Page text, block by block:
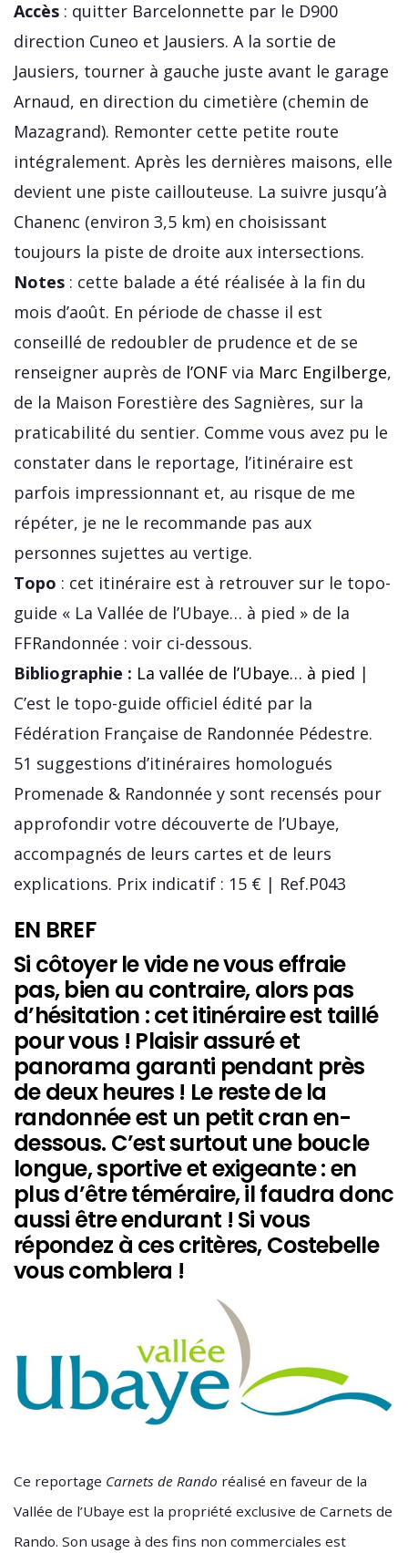
Accès : quitter Barcelonnette par le D900
direction Cuneo et Jausiers. A la sortie de
Jausiers, tourner à gauche juste avant le garage
Arnaud, en direction du cimetière (chemin de
Mazagrand). Remonter cette petite route
intégralement. Après les dernières maisons, elle
devient une piste caillouteuse. La suivre jusqu’à
Chanenc (environ 3,5 km) en choisissant
toujours la piste de droite aux intersections.
Notes : cette balade a été réalisée à la fin du
mois d’août. En période de chasse il est
conseillé de redoubler de prudence et de se
renseigner auprès de l’ONF via Marc Engilberge,
de la Maison Forestière des Sagnières, sur la
praticabilité du sentier. Comme vous avez pu le
constater dans le reportage, l’itinéraire est
parfois impressionnant et, au risque de me
répéter, je ne le recommande pas aux
personnes sujettes au vertige.
Topo : cet itinéraire est à retrouver sur le topo-
guide « La Vallée de l’Ubaye… à pied » de la
FFRandonnée : voir ci-dessous.
Bibliographie : La vallée de l’Ubaye… à pied |
C’est le topo-guide officiel édité par la
Fédération Française de Randonnée Pédestre.
51 suggestions d’itinéraires homologués
Promenade & Randonnée y sont recensés pour
approfondir votre découverte de l’Ubaye,
accompagnés de leurs cartes et de leurs
explications. Prix indicatif : 15 € | Ref.P043
EN BREF
Si côtoyer le vide ne vous effraie
pas, bien au contraire, alors pas
d’hésitation : cet itinéraire est taillé
pour vous ! Plaisir assuré et
panorama garanti pendant près
de deux heures ! Le reste de la
randonnée est un petit cran en-
dessous. C’est surtout une boucle
longue, sportive et exigeante : en
plus d’être téméraire, il faudra donc
aussi être endurant ! Si vous
répondez à ces critères, Costebelle
vous comblera !
Ce reportage Carnets de Rando réalisé en faveur de la
Vallée de l’Ubaye est la propriété exclusive de Carnets de
Rando. Son usage à des fins non commerciales est